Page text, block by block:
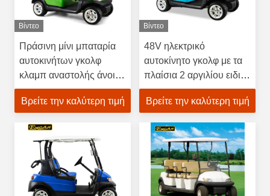
Βίντεο
Πράσινη μίνι μπαταρία
αυτοκινήτων γκολφ
κλαμπ αναστολής άνοιξη
μπροστινή που
χρησιμοποιείται
Βρείτε την καλύτερη τιμή
Βίντεο
48V ηλεκτρικό
αυτοκίνητο γκολφ με τα
πλαίσια 2 αργιλίου ειδικό
φρένο δίσκων
προσώπων
Βρείτε την καλύτερη τιμή